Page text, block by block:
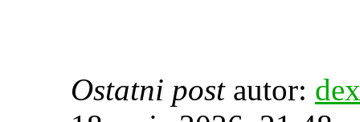
Ostatni postautor: